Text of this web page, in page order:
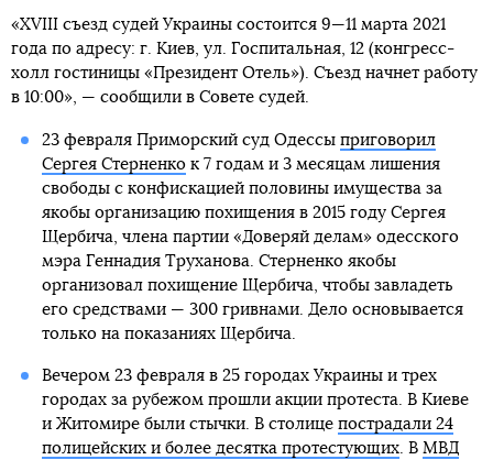
«XVIII съезд судей Украины состоится 9—11 марта 2021
года по адресу: г. Киев, ул. Госпитальная, 12 (конгресс-
холл гостиницы «Президент Отель»). Съезд начнет работу
в 10:00», — сообщили в Совете судей.
23 февраля Приморский суд Одессы приговорил
Сергея Стерненкок 7 годам и 3 месяцам лишения
свободы с конфискацией половины имущества за
якобы организацию похищения в 2015 году Сергея
Щербича, члена партии «Доверяй делам» одесского
мэра Геннадия Труханова. Стерненко якобы
организовал похищение Щербича, чтобы завладеть
его средствами — 300 гривнами. Дело основывается
только на показаниях Щербича.
Вечером 23 февраля в 25 городах Украины и трех
городах за рубежом прошли акции протеста. В Киеве
и Житомире были стычки. В столице пострадали 24
полицейских и более десятка протестующих. В МВД